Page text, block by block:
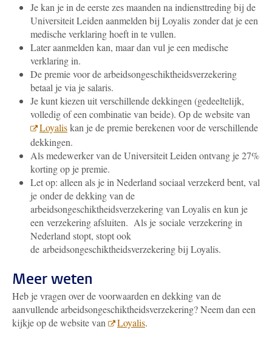
Je kan je in de eerste zes maanden na indiensttreding bij de
Universiteit Leiden aanmelden bij Loyalis zonder dat je een
medische verklaring hoeft in te vullen.
Later aanmelden kan, maar dan vul je een medische
verklaring in.
De premie voor de arbeidsongeschiktheidsverzekering
betaal je via je salaris.
Je kunt kiezen uit verschillende dekkingen (gedeeltelijk,
volledig of een combinatie van beide). Op de website van
Loyaliskan je de premie berekenen voor de verschillende
dekkingen.
Als medewerker van de Universiteit Leiden ontvang je 27%
korting op je premie.
Let op: alleen als je in Nederland sociaal verzekerd bent, val
je onder de dekking van de
arbeidsongeschiktheidsverzekering van Loyalis en kun je
een verzekering afsluiten. Als je sociale verzekering in
Nederland stopt, stopt ook
de arbeidsongeschiktheidsverzekering bij Loyalis.
Meer weten
Heb je vragen over de voorwaarden en dekking van de
aanvullende arbeidsongeschiktheidsverzekering? Neem dan een
kijkje op de website van
Loyalis.